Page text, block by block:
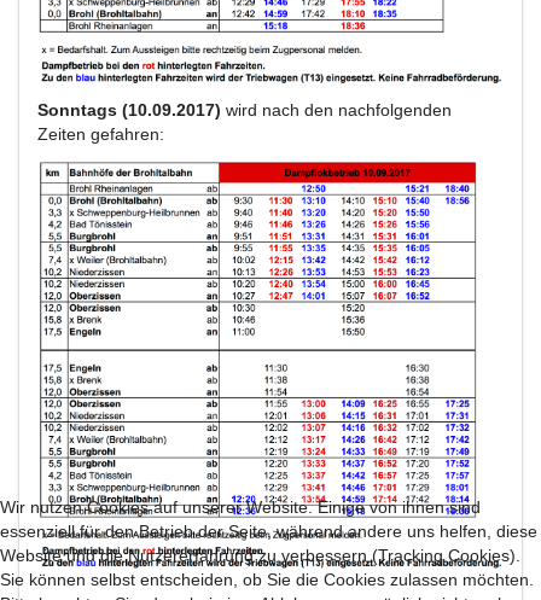
Sonntags (10.09.2017) wird nach den nachfolgenden
Zeiten gefahren:
Wir nutzen Cookies auf unserer Website. Einige von ihnen sind
essenziell für den Betrieb der Seite, während andere uns helfen, diese
Website und die Nutzererfahrung zu verbessern (Tracking Cookies).
Sie können selbst entscheiden, ob Sie die Cookies zulassen möchten.